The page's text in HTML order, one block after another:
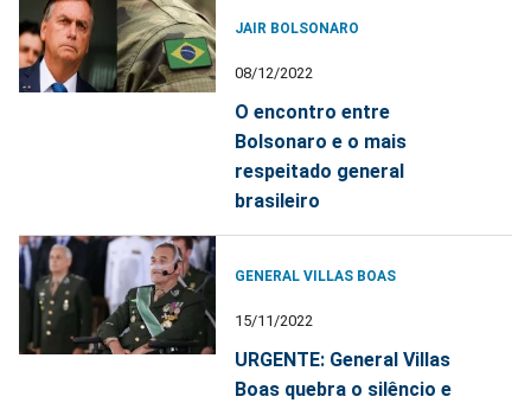
JAIR BOLSONARO
08/12/2022
O encontro entre
Bolsonaro e o mais
respeitado general
brasileiro
GENERAL VILLAS BOAS
15/11/2022
URGENTE: General Villas
Boas quebra o silêncio e